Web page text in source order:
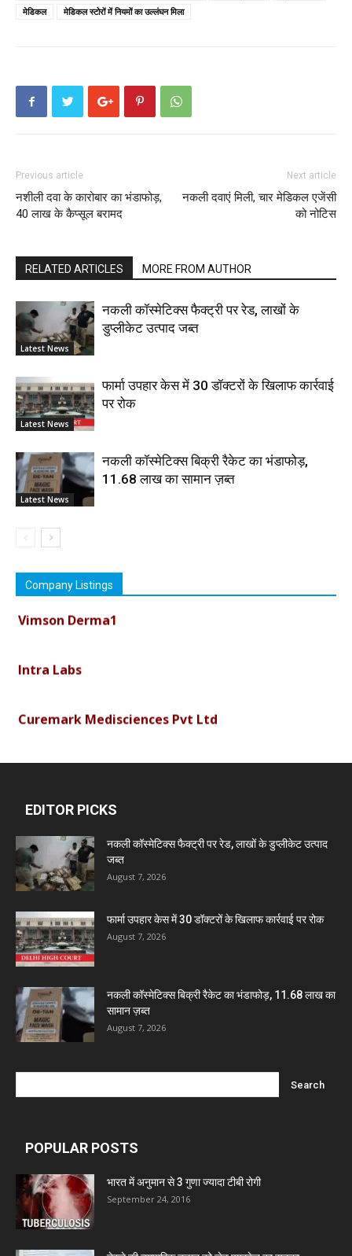
मेडिकल
मेडिकल स्टोरों में नियमों का उल्लंघन मिला
Previous article
नशीली दवा के कारोबार का भंडाफोड़,
40 लाख के कैप्सूल बरामद
Next article
नकली दवाएं मिली, चार मेडिकल एजेंसी
को नोटिस
RELATED ARTICLES MORE FROM AUTHOR
Latest News
नकली कॉस्मेटिक्स फैक्ट्री पर रेड, लाखों के
डुप्लीकेट उत्पाद जब्त
Latest News
फार्मा उपहार केस में 30 डॉक्टरों के खिलाफ कार्रवाई
पर रोक
Latest News
नकली कॉस्मेटिक्स बिक्री रैकेट का भंडाफोड़,
11.68 लाख का सामान ज़ब्त
Company Listings
Vimson Derma1
Intra Labs
Curemark Medisciences Pvt Ltd
Biolife Technologies
Dava India
Invision Pharma Limited
Ben Pharmaceuticals
Marxx Pharma
Mcneil & Argus Pharmaceuticals Limited
Leeford Healthcare Ltd
Admac Group Companies
EDITOR PICKS
नकली कॉस्मेटिक्स फैक्ट्री पर रेड, लाखों के डुप्लीकेट उत्पाद
जब्त
August 7, 2026
फार्मा उपहार केस में 30 डॉक्टरों के खिलाफ कार्रवाई पर रोक
August 7, 2026
नकली कॉस्मेटिक्स बिक्री रैकेट का भंडाफोड़, 11.68 लाख का
सामान ज़ब्त
August 7, 2026
POPULAR POSTS
भारत में अनुमान से 3 गुणा ज्यादा टीबी रोगी
September 24, 2016